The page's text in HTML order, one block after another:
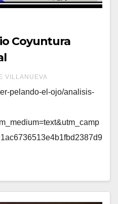
Coyuntura
VILLANUEVA
pelando-el-ojo/analisis-